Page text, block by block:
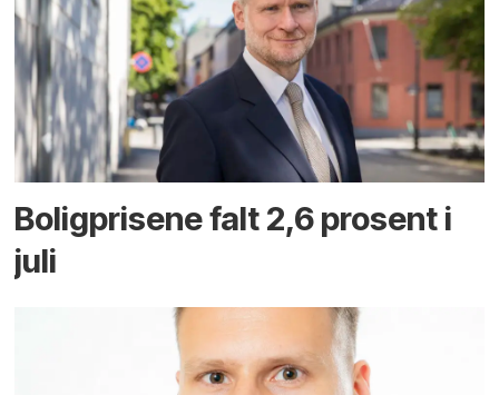
Boligprisene falt 2,6 prosent i
juli